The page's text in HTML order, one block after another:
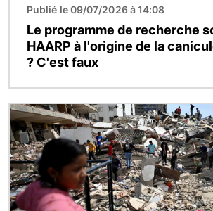
Publié le 09/07/2026 à 14:08
Le programme de recherche
HAARP à l'origine de la
? C'est faux
Image